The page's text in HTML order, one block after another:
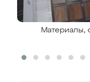
Материалы,